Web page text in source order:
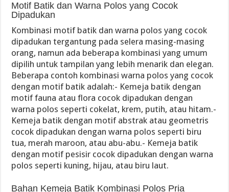
Motif Batik dan Warna Polos yang Cocok
Dipadukan
Kombinasi motif batik dan warna polos yang cocok
dipadukan tergantung pada selera masing-masing
orang, namun ada beberapa kombinasi yang umum
dipilih untuk tampilan yang lebih menarik dan elegan.
Beberapa contoh kombinasi warna polos yang cocok
dengan motif batik adalah:- Kemeja batik dengan
motif fauna atau flora cocok dipadukan dengan
warna polos seperti cokelat, krem, putih, atau hitam.-
Kemeja batik dengan motif abstrak atau geometris
cocok dipadukan dengan warna polos seperti biru
tua, merah maroon, atau abu-abu.- Kemeja batik
dengan motif pesisir cocok dipadukan dengan warna
polos seperti kuning, hijau, atau biru laut.
Bahan Kemeja Batik Kombinasi Polos Pria